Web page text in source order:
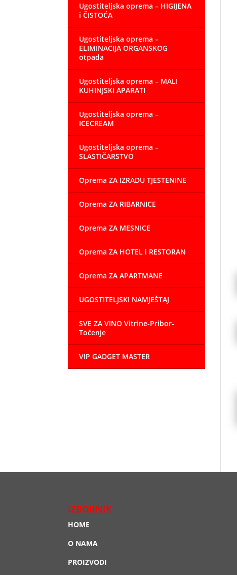
Ugostiteljska oprema – HIGIJENA
i ČISTOĆA
Ugostiteljska oprema –
ELIMINACIJA ORGANSKOG
otpada
Ugostiteljska oprema – MALI
KUHINJSKI APARATI
Ugostiteljska oprema –
ICECREAM
Ugostiteljska oprema –
SLASTIČARSTVO
Oprema ZA IZRADU TJESTENINE
Oprema ZA RIBARNICE
Oprema ZA MESNICE
Oprema ZA HOTEL i RESTORAN
Oprema ZA APARTMANE
UGOSTITELJSKI NAMJEŠTAJ
SVE ZA VINO Vitrine-Pribor-
Točenje
VIP GADGET MASTER
IZBORNIK
HOME
O NAMA
PROIZVODI